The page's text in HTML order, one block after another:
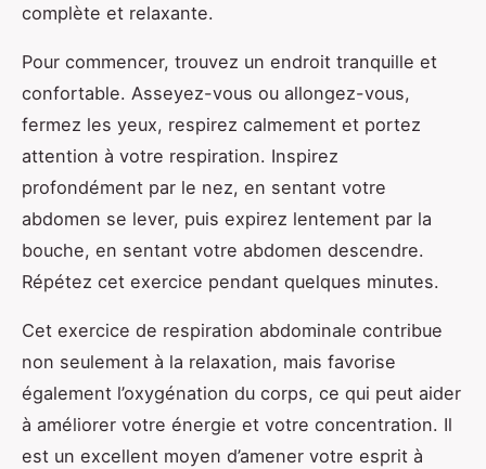
complète et relaxante.
Pour commencer, trouvez un endroit tranquille et
confortable. Asseyez-vous ou allongez-vous,
fermez les yeux, respirez calmement et portez
attention à votre respiration. Inspirez
profondément par le nez, en sentant votre
abdomen se lever, puis expirez lentement par la
bouche, en sentant votre abdomen descendre.
Répétez cet exercice pendant quelques minutes.
Cet exercice de respiration abdominale contribue
non seulement à la relaxation, mais favorise
également l’oxygénation du corps, ce qui peut aider
à améliorer votre énergie et votre concentration. Il
est un excellent moyen d’amener votre esprit à